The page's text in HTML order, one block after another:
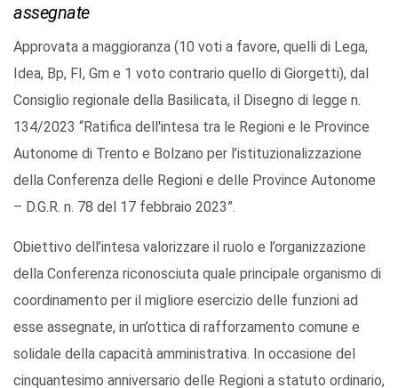
assegnate
Approvata a maggioranza (10 voti a favore, quelli di Lega,
Idea, Bp, FI, Gm e 1 voto contrario quello di Giorgetti), dal
Consiglio regionale della Basilicata, il Disegno di legge n.
134/2023 “Ratifica dell'intesa tra le Regioni e le Province
Autonome di Trento e Bolzano per l’istituzionalizzazione
della Conferenza delle Regioni e delle Province Autonome
– D.G.R. n. 78 del 17 febbraio 2023”.
Obiettivo dell’intesa valorizzare il ruolo e l’organizzazione
della Conferenza riconosciuta quale principale organismo di
coordinamento per il migliore esercizio delle funzioni ad
esse assegnate, in un’ottica di rafforzamento comune e
solidale della capacità amministrativa. In occasione del
cinquantesimo anniversario delle Regioni a statuto ordinario,